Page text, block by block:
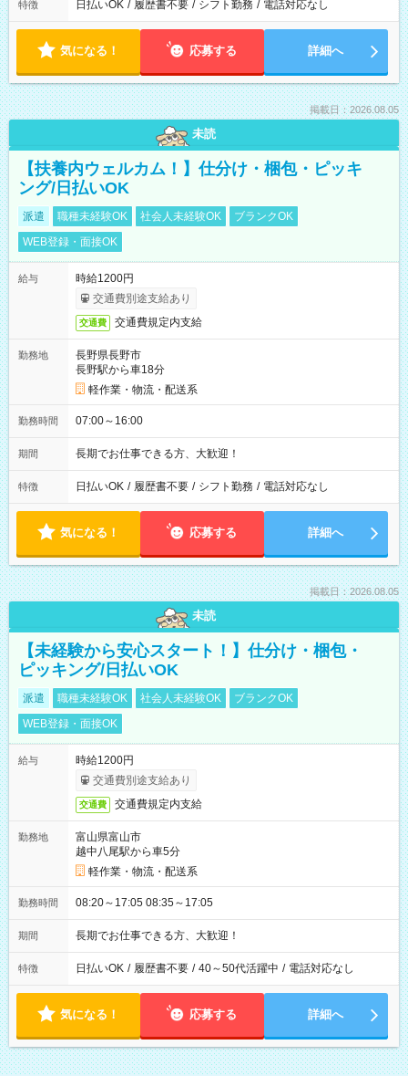
特徴 日払いOK / 履歴書不要 / シフト勤務 / 電話対応なし
気になる！ 応募する 詳細へ
掲載日：2026.08.05
未読
【扶養内ウェルカム！】仕分け・梱包・ピッキ
ング/日払いOK
派遣 職種未経験OK 社会人未経験OK
ブランクOK
WEB登録・面接OK
給与
時給1200円
交通費別途支給あり
交通費 交通費規定内支給
勤務地
長野県長野市
長野駅から車18分
軽作業・物流・配送系
勤務時間 07:00～16:00
期間 長期でお仕事できる方、大歓迎！
特徴 日払いOK / 履歴書不要 / シフト勤務 / 電話対応なし
気になる！ 応募する 詳細へ
掲載日：2026.08.05
未読
【未経験から安心スタート！】仕分け・梱包・
ピッキング/日払いOK
派遣 職種未経験OK 社会人未経験OK
ブランクOK
WEB登録・面接OK
給与
時給1200円
交通費別途支給あり
交通費 交通費規定内支給
勤務地
富山県富山市
越中八尾駅から車5分
軽作業・物流・配送系
勤務時間 08:20～17:05 08:35～17:05
期間 長期でお仕事できる方、大歓迎！
特徴 日払いOK / 履歴書不要 / 40～50代活躍中 / 電話対応なし
気になる！ 応募する 詳細へ